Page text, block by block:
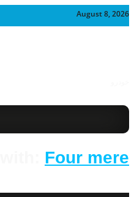
August 8, 2026
Four mere